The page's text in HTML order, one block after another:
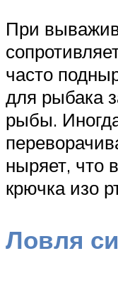
При
часто
для рыбака
рыбы.
ныряет, что
крючка изо
Ловля